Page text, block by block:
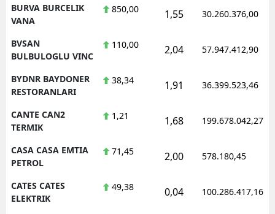
BURVA BURCELIK
VANA
850,00 1,55 30.260.376,00
BVSAN
BULBULOGLU VINC
110,00 2,04 57.947.412,90
BYDNR BAYDONER
RESTORANLARI
38,34 1,91 36.399.523,46
CANTE CAN2
TERMIK
1,21 1,68 199.678.042,27
CASA CASA EMTIA
PETROL
71,45 2,00 578.180,45
CATES CATES
ELEKTRIK
49,38 0,04 100.286.417,16